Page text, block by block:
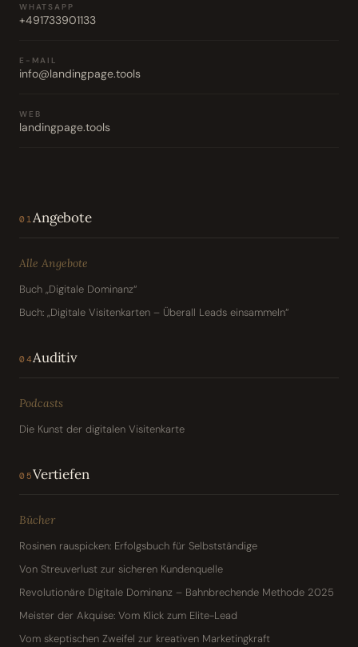
WHATSAPP
+491733901133
E-MAIL
info@landingpage.tools
WEB
landingpage.tools
01Angebote
Alle Angebote
Buch „Digitale Dominanz“
Buch: „Digitale Visitenkarten – Überall Leads einsammeln“
04Auditiv
Podcasts
Die Kunst der digitalen Visitenkarte
05Vertiefen
Bücher
Rosinen rauspicken: Erfolgsbuch für Selbstständige
Von Streuverlust zur sicheren Kundenquelle
Revolutionäre Digitale Dominanz – Bahnbrechende Methode 2025
Meister der Akquise: Vom Klick zum Elite-Lead
Vom skeptischen Zweifel zur kreativen Marketingkraft